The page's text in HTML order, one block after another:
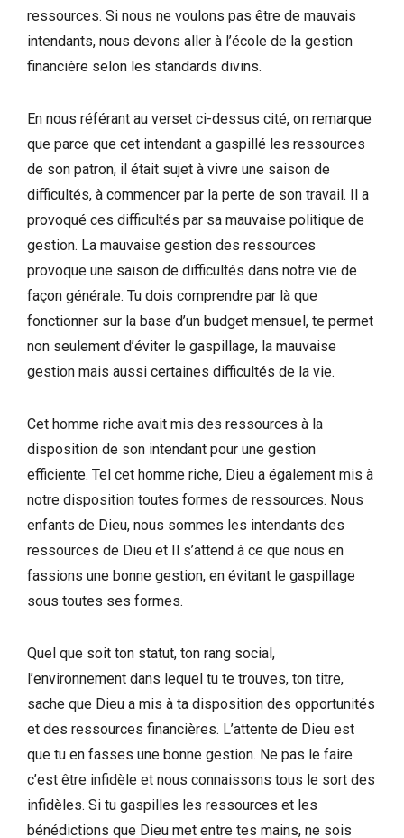
ressources. Si nous ne voulons pas être de mauvais
intendants, nous devons aller à l’école de la gestion
financière selon les standards divins.
En nous référant au verset ci-dessus cité, on remarque
que parce que cet intendant a gaspillé les ressources
de son patron, il était sujet à vivre une saison de
difficultés, à commencer par la perte de son travail. Il a
provoqué ces difficultés par sa mauvaise politique de
gestion. La mauvaise gestion des ressources
provoque une saison de difficultés dans notre vie de
façon générale. Tu dois comprendre par là que
fonctionner sur la base d’un budget mensuel, te permet
non seulement d’éviter le gaspillage, la mauvaise
gestion mais aussi certaines difficultés de la vie.
Cet homme riche avait mis des ressources à la
disposition de son intendant pour une gestion
efficiente. Tel cet homme riche, Dieu a également mis à
notre disposition toutes formes de ressources. Nous
enfants de Dieu, nous sommes les intendants des
ressources de Dieu et Il s’attend à ce que nous en
fassions une bonne gestion, en évitant le gaspillage
sous toutes ses formes.
Quel que soit ton statut, ton rang social,
l’environnement dans lequel tu te trouves, ton titre,
sache que Dieu a mis à ta disposition des opportunités
et des ressources financières. L’attente de Dieu est
que tu en fasses une bonne gestion. Ne pas le faire
c’est être infidèle et nous connaissons tous le sort des
infidèles. Si tu gaspilles les ressources et les
bénédictions que Dieu met entre tes mains, ne sois